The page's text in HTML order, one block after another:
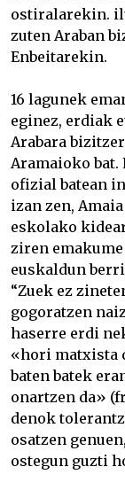
ostiralarekin.
zuten Araban
Enbeitarekin.
16 lagunek
eginez, erdiak
Arabara
Aramaioko bat.
ofizial batean
izan zen,
eskolako
ziren
euskaldun
“Zuek ez
gogoratzen
haserre erdi
«hori matxista
baten batek
onartzen da»
denok
osatzen
ostegun guzti